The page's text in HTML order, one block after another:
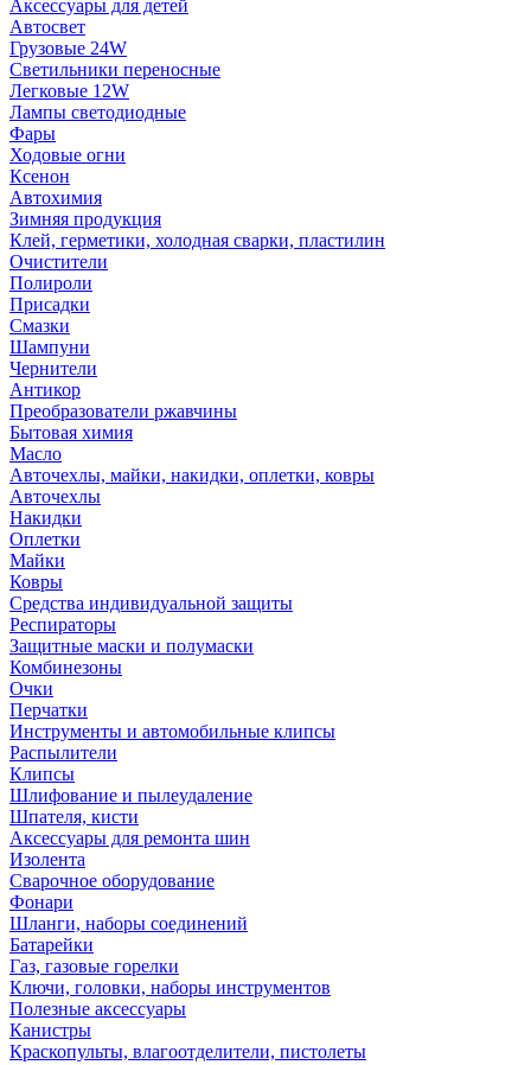
Аксессуары для детей
Автосвет
Грузовые 24W
Светильники переносные
Легковые 12W
Лампы светодиодные
Фары
Ходовые огни
Ксенон
Автохимия
Зимняя продукция
Клей, герметики, холодная сварки, пластилин
Очистители
Полироли
Присадки
Смазки
Шампуни
Чернители
Антикор
Преобразователи ржавчины
Бытовая химия
Масло
Авточехлы, майки, накидки, оплетки, ковры
Авточехлы
Накидки
Оплетки
Майки
Ковры
Средства индивидуальной защиты
Респираторы
Защитные маски и полумаски
Комбинезоны
Очки
Перчатки
Инструменты и автомобильные клипсы
Распылители
Клипсы
Шлифование и пылеудаление
Шпателя, кисти
Аксессуары для ремонта шин
Изолента
Сварочное оборудование
Фонари
Шланги, наборы соединений
Батарейки
Газ, газовые горелки
Ключи, головки, наборы инструментов
Полезные аксессуары
Канистры
Краскопульты, влагоотделители, пистолеты